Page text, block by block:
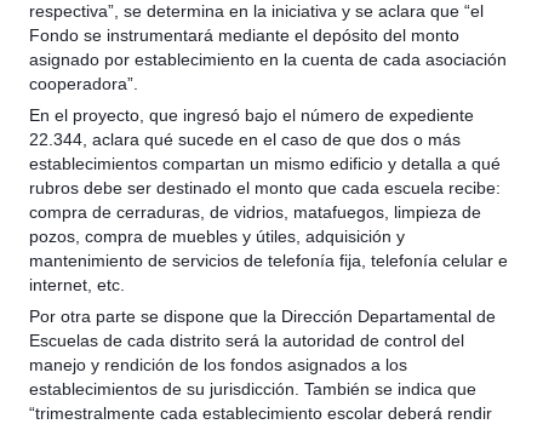
respectiva”, se determina en la iniciativa y se aclara que “el
Fondo se instrumentará mediante el depósito del monto
asignado por establecimiento en la cuenta de cada asociación
cooperadora”.
En el proyecto, que ingresó bajo el número de expediente
22.344, aclara qué sucede en el caso de que dos o más
establecimientos compartan un mismo edificio y detalla a qué
rubros debe ser destinado el monto que cada escuela recibe:
compra de cerraduras, de vidrios, matafuegos, limpieza de
pozos, compra de muebles y útiles, adquisición y
mantenimiento de servicios de telefonía fija, telefonía celular e
internet, etc.
Por otra parte se dispone que la Dirección Departamental de
Escuelas de cada distrito será la autoridad de control del
manejo y rendición de los fondos asignados a los
establecimientos de su jurisdicción. También se indica que
“trimestralmente cada establecimiento escolar deberá rendir